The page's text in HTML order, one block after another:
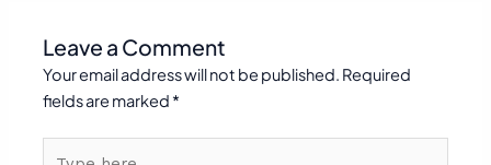
Leave a Comment
Your email address will not be published. Required
fields are marked *